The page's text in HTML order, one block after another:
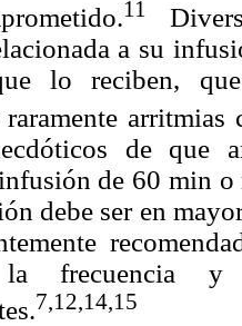
11
a su
lo reciben,
arritmias
de que
de 60 min o
debe ser en
la frecuencia
7,12,14,15